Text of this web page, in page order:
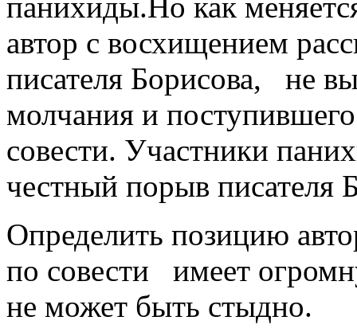
автор с восхищением
писателя Борисова, не
молчания и
совести. Участники
честный порыв писателя
Определить позицию
по совести имеет
не может быть стыдно.